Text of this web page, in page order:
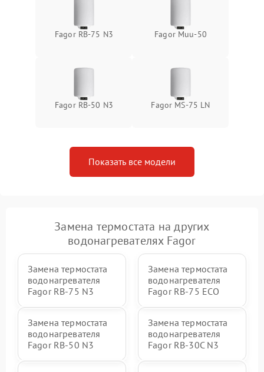
Fagor RB-75 N3 Fagor Muu-50
Fagor RB-50 N3 Fagor MS-75 LN
Показать все модели
Замена термостата на других
водонагревателях Fagor
Замена термостата
водонагревателя
Fagor RB-75 N3
Замена термостата
водонагревателя
Fagor RB-75 ECO
Замена термостата
водонагревателя
Fagor RB-50 N3
Замена термостата
водонагревателя
Fagor RB-30C N3